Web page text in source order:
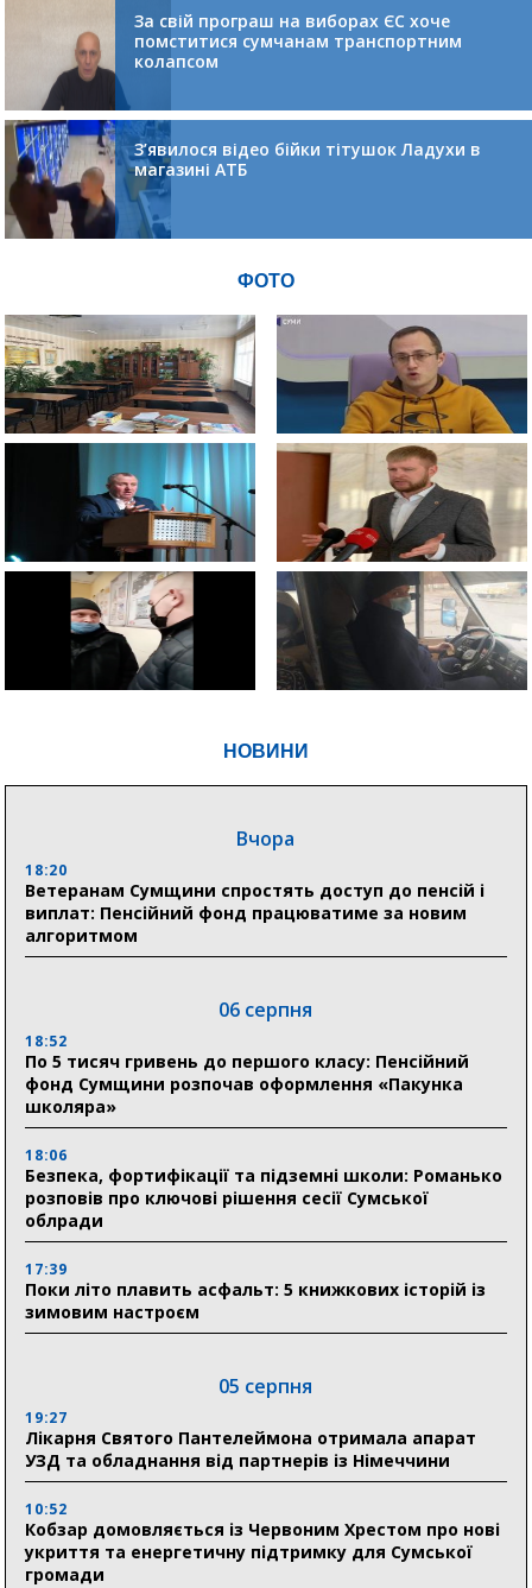
НОВИНИ
Вчора
18:20
Ветеранам Сумщини спростять доступ до пенсій і
виплат: Пенсійний фонд працюватиме за новим
алгоритмом
06 серпня
18:52
По 5 тисяч гривень до першого класу: Пенсійний
фонд Сумщини розпочав оформлення «Пакунка
школяра»
18:06
Безпека, фортифікації та підземні школи: Романько
розповів про ключові рішення сесії Сумської
облради
17:39
Поки літо плавить асфальт: 5 книжкових історій із
зимовим настроєм
05 серпня
19:27
Лікарня Святого Пантелеймона отримала апарат
УЗД та обладнання від партнерів із Німеччини
10:52
Кобзар домовляється із Червоним Хрестом про нові
укриття та енергетичну підтримку для Сумської
громади
За свій програш на виборах ЄС хоче
помститися сумчанам транспортним
колапсом
З’явилося відео бійки тітушок Ладухи в
магазині АТБ
ФОТО